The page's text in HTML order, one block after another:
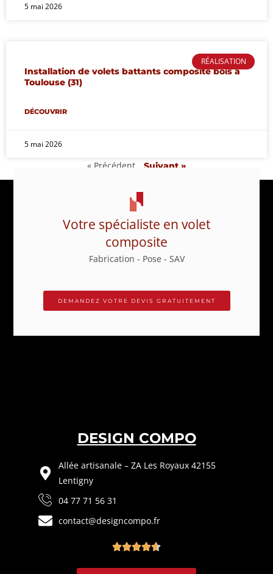
5 mai 2026
RÉALISATION
Installation de volets battants composite bois à
Toulouse (31)
DÉCOUVRIR
5 mai 2026
« Précédent Suivant »
Votre spécialiste en volet
composite
Fabrication - Pose - SAV
DEMANDEZ VOTRE DEVIS GRATUITEMENT
DESIGN COMPO
Allée artisanale – ZA Les Royaux 42155
Lentigny
04 77 71 56 31
contact@designcompo.fr